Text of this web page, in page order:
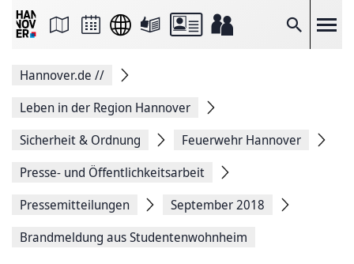
Suche
Seite
Facebook
teilen
Seitenlink
Seite
Hannover.de //
Leben in der Region Hannover
Sicherheit & Ordnung
Feuerwehr Hannover
Presse- und Öffentlichkeitsarbeit
Pressemitteilungen
September 2018
Brandmeldung aus Studentenwohnheim